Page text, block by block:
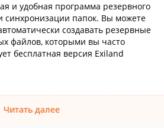
и удобная программа резервного
синхронизации папок. Вы можете
создавать резервные
файлов, которыми вы часто
бесплатная версия Exiland
Читать далее